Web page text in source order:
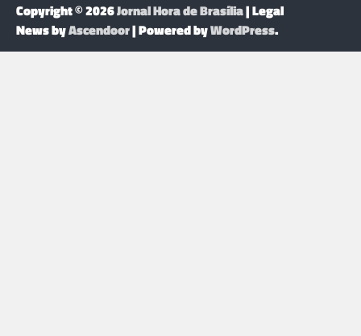
Copyright © 2026Jornal Hora de Brasília| Legal
News byAscendoor| Powered byWordPress.